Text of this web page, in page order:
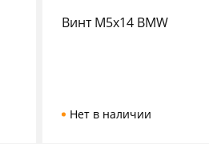
Винт М5х14 BMW
Нет в наличии